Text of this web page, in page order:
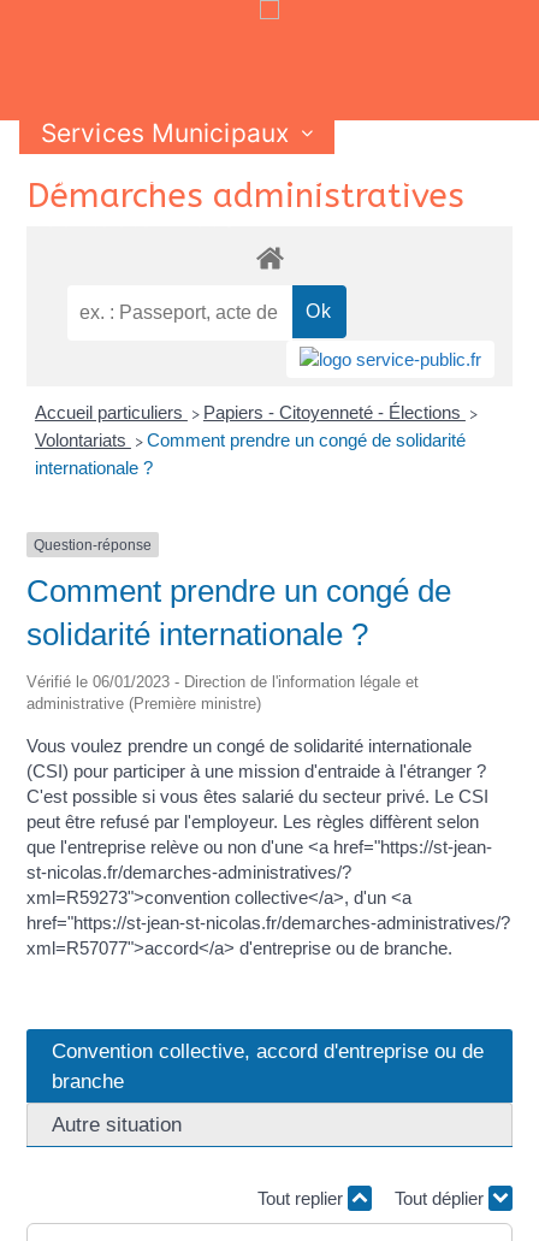
Services Municipaux
Vie Municipale
Vie Pratique
Contactez-nous
SkipDémarches administratives
Accueil particuliers > Papiers - Citoyenneté - Élections >
Volontariats > Comment prendre un congé de solidarité
internationale ?
Question-réponse
Comment prendre un congé de
solidarité internationale ?
Vérifié le 06/01/2023 - Direction de l'information légale et
administrative (Première ministre)
Vous voulez prendre un congé de solidarité internationale
(CSI) pour participer à une mission d'entraide à l'étranger ?
C'est possible si vous êtes salarié du secteur privé. Le CSI
peut être refusé par l'employeur. Les règles diffèrent selon
que l'entreprise relève ou non d'une <a href="https://st-jean-
st-nicolas.fr/demarches-administratives/?
xml=R59273">convention collective</a>, d'un <a
href="https://st-jean-st-nicolas.fr/demarches-administratives/?
xml=R57077">accord</a> d'entreprise ou de branche.
Convention collective, accord d'entreprise ou de
branche
Autre situation
Tout replier Tout déplier